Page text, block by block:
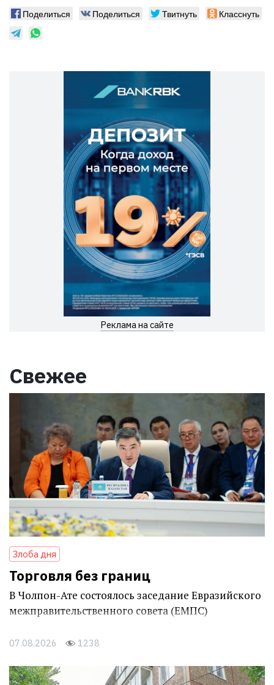
Поделиться Поделиться Твитнуть Класснуть
Реклама на сайте
Свежее
Злоба дня
Торговля без границ
В Чолпон-Ате состоялось заседание Евразийского
межправительственного совета (ЕМПС)
07.08.2026 1238